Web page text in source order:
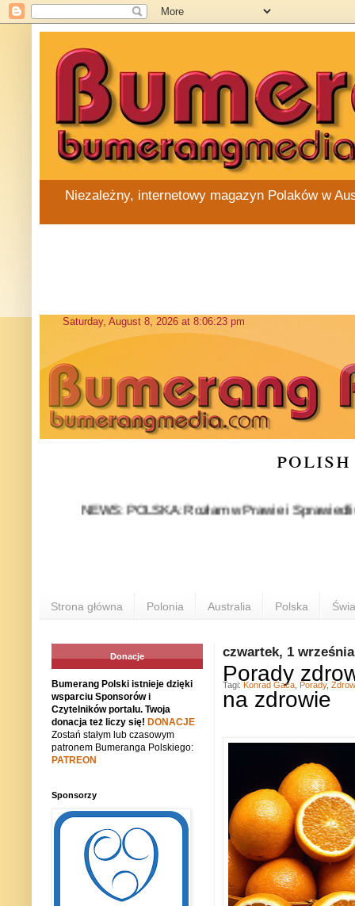
Niezależny, internetowy magazyn Polaków w
NEWS: POLSKA: Rozłam w Prawie i
Strona główna Polonia Australia Polska
czwartek, 1
Porady
na zdrowie
Tagi: Konrad Gaca Porady,
Donacje
Bumerang Polski istnieje dzięki
wsparciu Sponsorów i
Czytelników portalu. Twoja
donacja też liczy się! DONACJE
Zostań stałym lub czasowym
patronem Bumeranga Polskiego:
PATREON
Sponsorzy